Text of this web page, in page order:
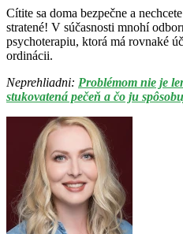
Cítite sa doma bezpečne a
stratené! V súčasnosti mnohí
psychoterapiu, ktorá má rovnaké
ordinácii.
Neprehliadni: Problémom nie je
stukovatená pečeň a čo ju